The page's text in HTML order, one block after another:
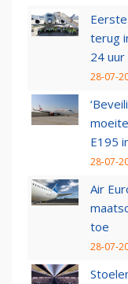
terug
24 uur
28-07-
E195
28-07-
Air
toe
28-07-